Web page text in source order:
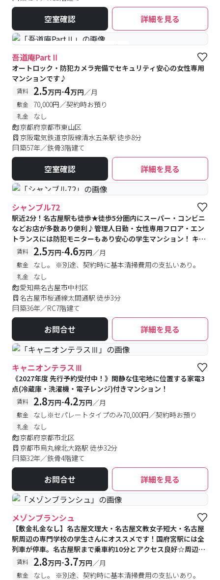
空室確認 詳細を見る
#女性専用 #予約受付中 #空室待ち
吾道庵PartⅡ
オートロック・防犯カメラ完備でセキュリティ安心の女性専用
マンションです♪
賃料 2.5万円-4万円／月
敷金 70,000円／契約時お預り
礼金
なし
京都府京都市東山区
京阪電気鉄道京阪線清水五条駅 徒歩8分
築57年／鉄骨3階建て
空室確認 詳細を見る
#女性専用フロアあり
シャンブル72
駅近2分！名古屋駅も徒歩★徒歩5分圏内にスーパー・コンビニ
などお店が多数あり便利♪管理人日勤・女性専用フロア・エン
トランスには防犯モニターもあり安心の学生マンション！ キッ
チンをリニューアルしたお部屋やバストイレ別のお部屋などバ
ラエティなお部屋タイプをご用意
賃料 2.5万円-4.6万円／月
敷金 なし。 ※別途、契約時に基本清掃費用の支払いあり。
礼金
なし
愛知県名古屋市中村区
名古屋市桜通線太閤通駅 徒歩3分
築36年／RC7階建て
お問合せ 詳細を見る
キャニオンテラスⅢ
《2027年度 先行予約受付中！》閑静な住宅地に位置する家電3
点(冷蔵庫・洗濯機・電子レンジ)付きマンション！
賃料 2.8万円-4.2万円／月
敷金 なし※セパレートタイプのみ70,000円／契約時お預り
礼金
なし
京都府京都市北区
京都市烏丸線北大路駅 徒歩32分
築32年／鉄骨4階建て
お問合せ 詳細を見る
メゾンブランシュ
【敷金礼金なし】名古屋文理大・名古屋文教女子短大・名古屋
駅周辺の専門学校の学生さんにオススメです！国府宮駅には全
列車が停車。名古屋駅まで乗車約10分とアクセス良好☆周辺に
はコンビニや飲食店も多く、生活しやすい環境です♪
賃料 2.8万円-3.7万円／月
敷金 なし。 ※別途、契約時に基本清掃費用の支払いあり。